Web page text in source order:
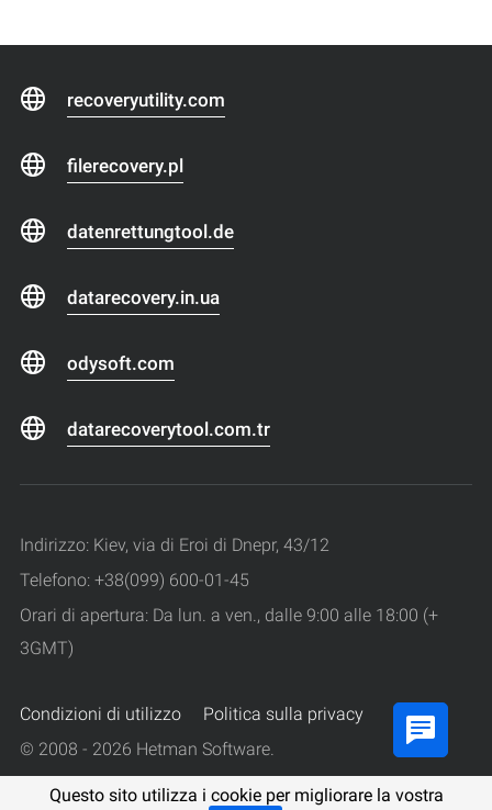
Questo sito utilizza i cookie per migliorare la vostra
recoveryutility.com
filerecovery.pl
datenrettungtool.de
datarecovery.in.ua
odysoft.com
datarecoverytool.com.tr
Indirizzo: Kiev, via di Eroi di Dnepr, 43/12
Telefono: +38(099) 600-01-45
Orari di apertura: Da lun. a ven., dalle 9:00 alle 18:00 (+
3GMT)
Condizioni di utilizzo
Politica sulla privacy
© 2008 - 2026 Hetman Software.
Tutti i diritti riservati.